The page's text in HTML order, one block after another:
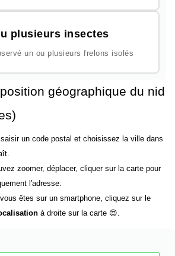
plusieurs insectes
un ou plusieurs frelons isolés
géographique du nid
un code postal et choisissez la ville dans
zoomer, déplacer, cliquer sur la carte pour
l'adresse.
êtes sur un smartphone, cliquez sur le
à droite sur la carte 😍.